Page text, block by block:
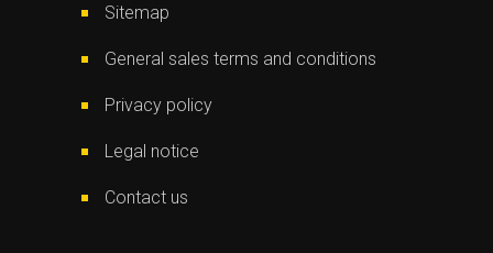
Sitemap
General sales terms and conditions
Privacy policy
Legal notice
Contact us